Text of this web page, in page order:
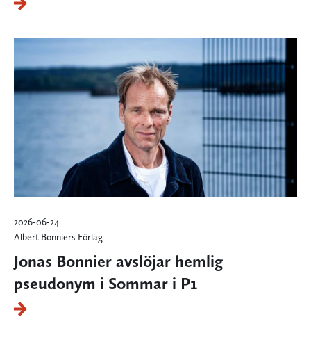
2026-06-24
Albert Bonniers Förlag
Jonas Bonnier avslöjar hemlig
pseudonym i Sommar i P1